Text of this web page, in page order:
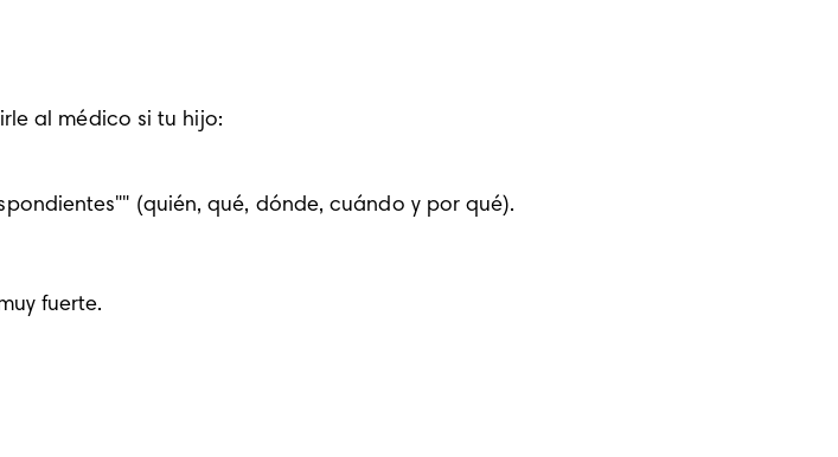
al médico si tu hijo:
(quién, qué, dónde, cuándo y por qué).
fuerte.